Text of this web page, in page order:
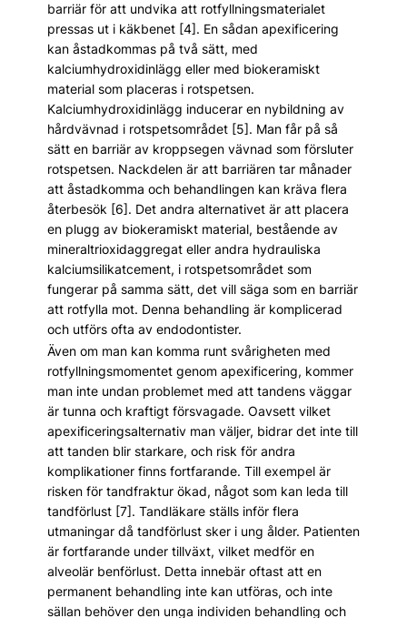
barriär för att undvika att rotfyllningsmaterialet
pressas ut i käkbenet [4]. En sådan apexificering
kan åstadkommas på två sätt, med
kalciumhydroxidinlägg eller med biokeramiskt
material som placeras i rotspetsen.
Kalciumhydroxidinlägg inducerar en nybildning av
hårdvävnad i rotspetsområdet [5]. Man får på så
sätt en barriär av kroppsegen vävnad som försluter
rotspetsen. Nackdelen är att barriären tar månader
att åstadkomma och behandlingen kan kräva flera
återbesök [6]. Det andra alternativet är att placera
en plugg av biokeramiskt material, bestående av
mineraltrioxidaggregat eller andra hydrauliska
kalciumsilikatcement, i rotspetsområdet som
fungerar på samma sätt, det vill säga som en barriär
att rotfylla mot. Denna behandling är komplicerad
och utförs ofta av endodontister.
Även om man kan komma runt svårigheten med
rotfyllningsmomentet genom apexificering, kommer
man inte undan problemet med att tandens väggar
är tunna och kraftigt försvagade. Oavsett vilket
apexificeringsalternativ man väljer, bidrar det inte till
att tanden blir starkare, och risk för andra
komplikationer finns fortfarande. Till exempel är
risken för tandfraktur ökad, något som kan leda till
tandförlust [7]. Tandläkare ställs inför flera
utmaningar då tandförlust sker i ung ålder. Patienten
är fortfarande under tillväxt, vilket medför en
alveolär benförlust. Detta innebär oftast att en
permanent behandling inte kan utföras, och inte
sällan behöver den unga individen behandling och